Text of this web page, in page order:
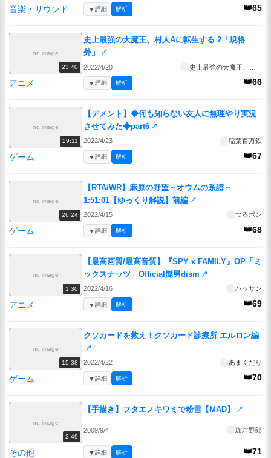
音楽・サウンド 👑65
▼詳細 解析
no image
23:40
史上最強の大魔王、村人Aに転生する 2「規格
外」
↗
2022/4/20
アニメ 👑66
▼詳細 解析
no image
29:11
【デメント】◆何も知らない友人に無理やり実況
させてみた◆part6 ↗
2022/4/23 稲葉百万鉄
ゲーム 👑67
▼詳細 解析
no image
26:24
【RTA/WR】麻原の野望～オウムの系譜～
1:51:01【ゆっくり解説】前編 ↗
2022/4/15 つるポン
ゲーム 👑68
▼詳細 解析
no image
1:30
【最高画質/最高音質】『SPY x FAMILY』OP「ミ
ックスナッツ」Official髭男dism ↗
2022/4/16 ハッサン
アニメ 👑69
▼詳細 解析
no image
15:38
クソカードを救え！クソカード診療所 エルロン編
↗
2022/4/22 あまくだり
ゲーム 👑70
▼詳細 解析
no image
2:49
【手描き】フタエノキワミで粉雪【MAD】 ↗
2009/9/4 珈琲野郎
その他 👑71
▼詳細 解析